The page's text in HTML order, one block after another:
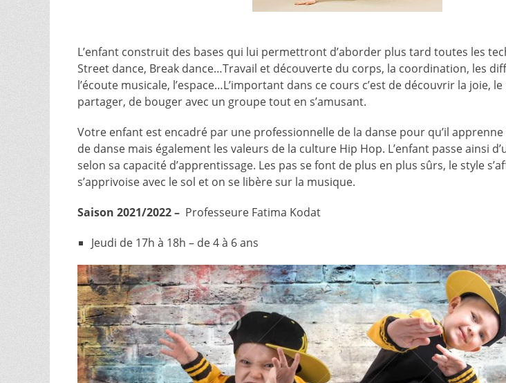
L’enfant construit des bases qui lui permettront d’aborder plus tard toutes les
Street dance, Break dance…Travail et découverte du corps, la coordination, les
l’écoute musicale, l’espace…L’important dans ce cours c’est de découvrir la joie,
partager, de bouger avec un groupe tout en s’amusant.
Votre enfant est encadré par une professionnelle de la danse pour qu’il
de danse mais également les valeurs de la culture Hip Hop. L’enfant passe ainsi
selon sa capacité d’apprentissage. Les pas se font de plus en plus sûrs, le style
s’apprivoise avec le sol et on se libère sur la musique.
Saison 2021/2022 – Professeure Fatima Kodat
Jeudi de 17h à 18h – de 4 à 6 ans